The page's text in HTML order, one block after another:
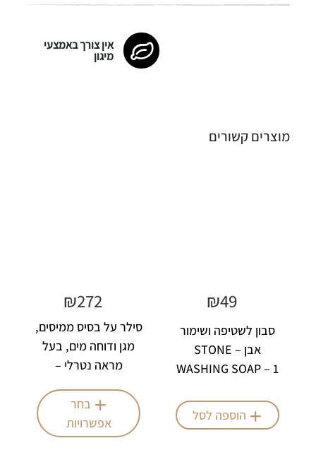
אין צורך באמצעי
מיגון
מוצרים קשורים
סבון לשטיפה ושימור
אבן – STONE
WASHING SOAP – 1
₪49
הוספה לסל
סילר על בסיס ממיסים,
מגן ודוחה מים, בעל
מראה נטרלי –
₪272
בחר
אפשרויות